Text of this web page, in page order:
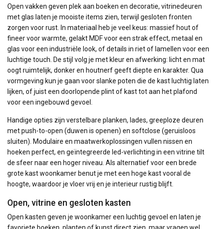
Open vakken geven plek aan boeken en decoratie, vitrinedeuren
met glas laten je mooiste items zien, terwijl gesloten fronten
zorgen voor rust. In materiaal heb je veel keus: massief hout of
fineer voor warmte, gelakt MDF voor een strak effect, metaal en
glas voor een industriële look, of details in riet of lamellen voor een
luchtige touch. De stijl volg je met kleur en afwerking: licht en mat
oogt ruimtelijk, donker en houtnerf geeft diepte en karakter. Qua
vormgeving kun je gaan voor slanke poten die de kast luchtig laten
lijken, of juist een doorlopende plint of kast tot aan het plafond
voor een ingebouwd gevoel.
Handige opties zijn verstelbare planken, lades, greeploze deuren
met push-to-open (duwen is openen) en softclose (geruisloos
sluiten). Modulaire en maatwerkoplossingen vullen nissen en
hoeken perfect, en geïntegreerde led-verlichting in een vitrine tilt
de sfeer naar een hoger niveau. Als alternatief voor een brede
grote kast woonkamer benut je met een hoge kast vooral de
hoogte, waardoor je vloer vrij en je interieur rustig blijft.
Open, vitrine en gesloten kasten
Open kasten geven je woonkamer een luchtig gevoel en laten je